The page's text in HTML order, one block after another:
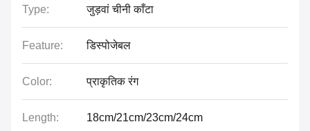
Type: जुड़वां चीनी काँटा
Feature: डिस्पोजेबल
Color: प्राकृतिक रंग
Length: 18cm/21cm/23cm/24cm